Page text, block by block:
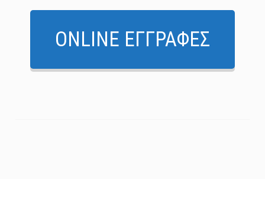
ONLINE ΕΓΓΡΑΦΕΣ